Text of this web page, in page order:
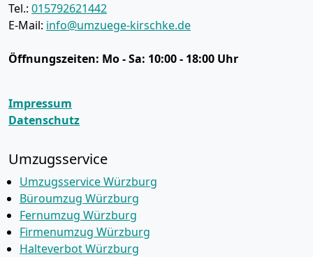
Tel.: 015792621442
E-Mail: info@umzuege-kirschke.de
Öffnungszeiten: Mo - Sa: 10:00 - 18:00 Uhr
Impressum
Datenschutz
Umzugsservice
Umzugsservice Würzburg
Büroumzug Würzburg
Fernumzug Würzburg
Firmenumzug Würzburg
Halteverbot Würzburg